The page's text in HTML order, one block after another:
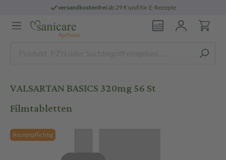
versandkostenfreiab 29 € und für E-Rezepte
VALSARTAN BASICS 320mg 56 St
Filmtabletten
Rezeptpflichtig